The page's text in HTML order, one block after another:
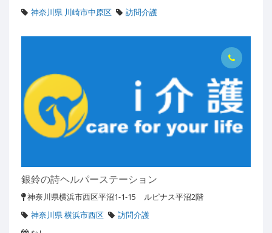
神奈川県 川崎市中原区
訪問介護
銀鈴の詩ヘルパーステーション
神奈川県横浜市西区平沼1-1-15 ルピナス平沼2階
神奈川県 横浜市西区
訪問介護